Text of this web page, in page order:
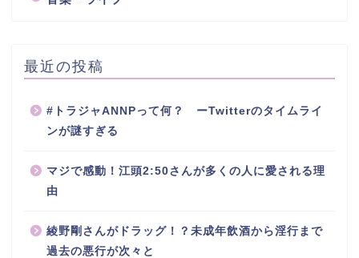
最近の投稿
#トラジャANNPって何？ ーTwitterのタイムライ
ンが謎すぎる
マジで感動！江頭2:50さんが多くの人に愛される理
由
綾野剛さんがドラッグ！？未成年飲酒から淫行まで
過去の悪行が次々と